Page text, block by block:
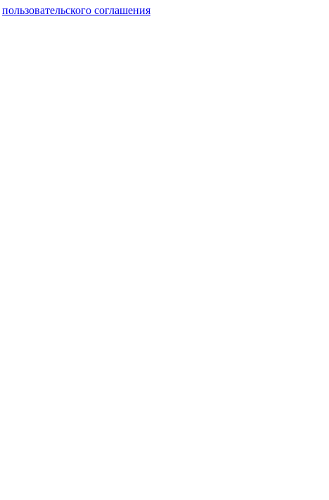
пользовательского соглашения